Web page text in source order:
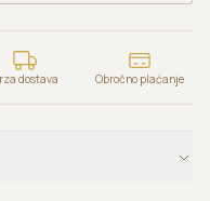
dostava Obročno plaćanje